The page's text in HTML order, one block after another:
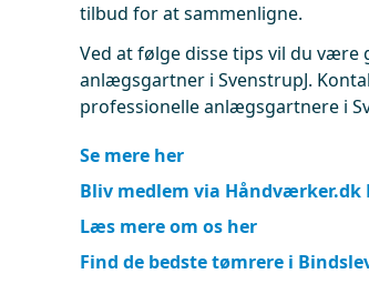
tilbud for at sammenligne.
Ved at følge disse tips vil du
anlægsgartner i SvenstrupJ.
professionelle anlægsgartnere i
Se mere her
Bliv medlem via Håndværker.dk
Læs mere om os her
Find de bedste tømrere i